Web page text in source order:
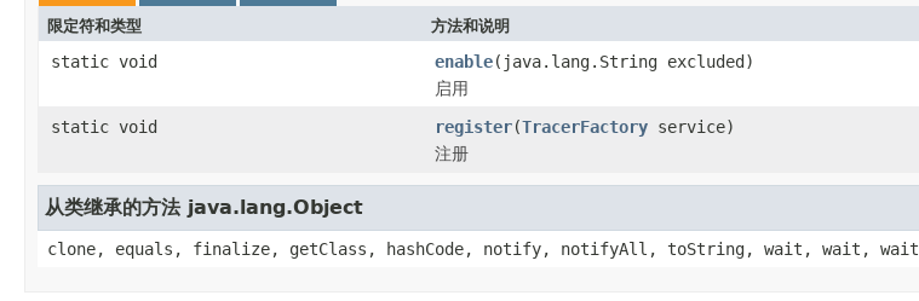
限定符和类型 方法和说明
static void enable(java.lang.String excluded)
启用
static void
register(TracerFactory service)
注册
从类继承的方法 java.lang.Object
clone, equals, finalize, getClass, hashCode, notify, notifyAll, toString, wait, wait, wait